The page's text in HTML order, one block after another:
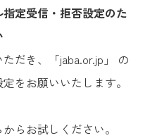
定受信・拒否設定のた
だき、「jaba.or.jp」 の
をお願いいたします。
らお試しください。